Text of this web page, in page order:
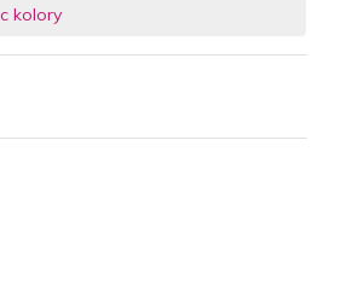
kolory